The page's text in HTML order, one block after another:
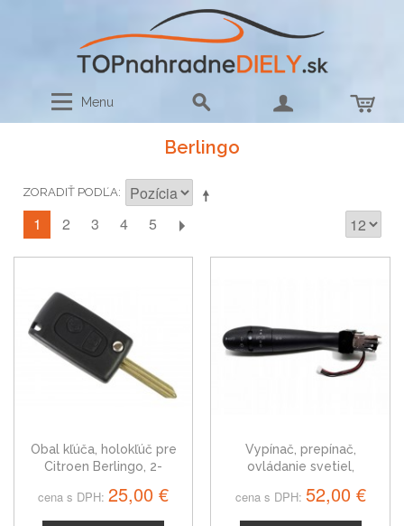
Menu
Berlingo
ZORADIŤ PODĽA
1 2 3 4 5
Obal kľúča, holokľúč pre
Citroen Berlingo, 2-
cena s DPH: 25,00 €
Vypínač, prepínač,
ovládanie svetiel,
predných a zadných
hmloviek + klakson Citroen
cena s DPH: 52,00 €